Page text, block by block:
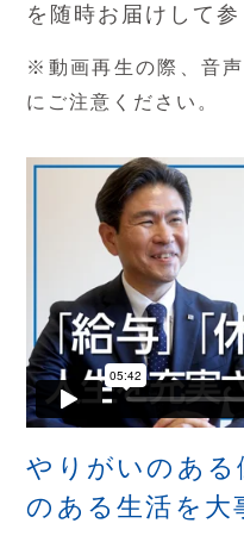
を随時お届けして参
※動画再生の際、音
にご注意ください。
やりがいのある
のある生活を大